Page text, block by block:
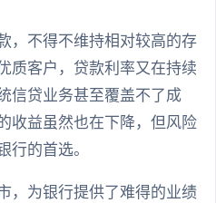
，不得不维持相对较高的存
质客户，贷款利率又在持续
信贷业务甚至覆盖不了成
收益虽然也在下降，但风险
行的首选。
，为银行提供了难得的业绩